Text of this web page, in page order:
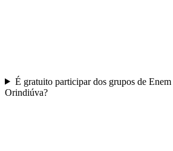
É gratuito participar dos grupos de
Orindiúva?